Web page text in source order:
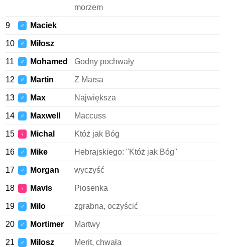
morzem
9 ♂ Maciek
10 ♂ Miłosz
11 ♂ Mohamed Godny pochwały
12 ♂ Martin Z Marsa
13 ♂ Max Największa
14 ♂ Maxwell Maccuss
15 ♀ Michal Któż jak Bóg
16 ♂ Mike Hebrajskiego: "Któż jak Bóg"
17 ♂ Morgan wyczyść
18 ♀ Mavis Piosenka
19 ♂ Milo zgrabna, oczyścić
20 ♂ Mortimer Martwy
21 ♂ Milosz Merit, chwała